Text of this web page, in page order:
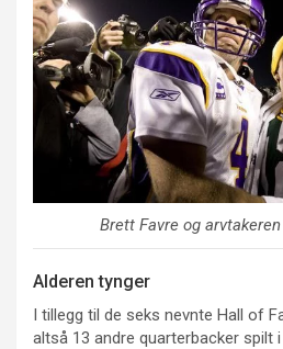
Brett Favre og
Alderen tynger
I tillegg til de seks nevnte Hall of
altså 13 andre quarterbacker spilt